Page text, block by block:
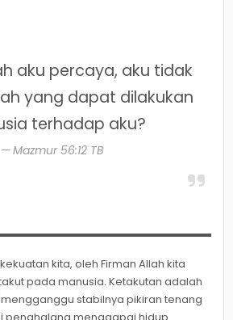
aku percaya, aku tidak
yang dapat dilakukan
terhadap aku?
Mazmur 56:12 TB
kita, oleh Firman Allah kita
pada manusia. Ketakutan adalah
stabilnya pikiran tenang